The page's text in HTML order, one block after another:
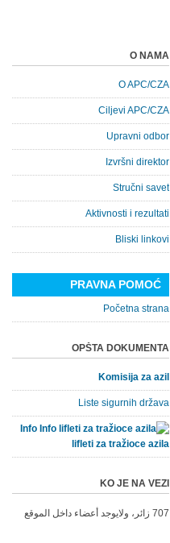
O NAMA
O APC/CZA
Ciljevi APC/CZA
Upravni odbor
Izvršni direktor
Stručni savet
Aktivnosti i rezultati
Bliski linkovi
PRAVNA POMOĆ
Početna strana
OPŠTA DOKUMENTA
Komisija za azil
Liste sigurnih država
Info
lifleti za tražioce azila
KO JE NA VEZI
707 زائر، ولايوجد أعضاء داخل الموقع